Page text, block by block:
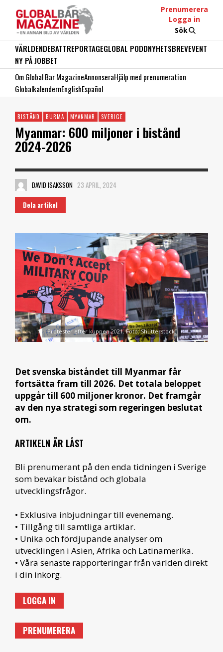
Prenumerera
Logga in
Sök
VÄRLDENDEBATTREPORTAGEGLOBAL PODDNYHETSBREVEVENT
NY PÅ JOBBET
Om Global Bar MagazineAnnonseraHjälp med prenumeration
GlobalkalendernEnglishEspañol
BISTÅND BURMA MYANMAR SVERIGE
Myanmar: 600 miljoner i bistånd
2024-2026
DAVID ISAKSSON 23 APRIL, 2024
Dela artikel
Protester efter kuppen 2021. Foto: Shutterstock.
Det svenska biståndet till Myanmar får
fortsätta fram till 2026. Det totala beloppet
uppgår till 600 miljoner kronor. Det framgår
av den nya strategi som regeringen beslutat
om.
ARTIKELN ÄR LÅST
Bli prenumerant på den enda tidningen i Sverige
som bevakar bistånd och globala
utvecklingsfrågor.
• Exklusiva inbjudningar till evenemang.
• Tillgång till samtliga artiklar.
• Unika och fördjupande analyser om
utvecklingen i Asien, Afrika och Latinamerika.
• Våra senaste rapporteringar från världen direkt
i din inkorg.
LOGGA IN
PRENUMERERA